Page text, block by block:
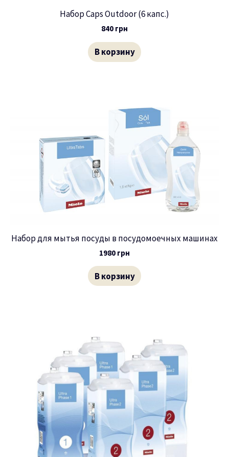
Набор Caps Outdoor (6 капс.)
840 грн
В корзину
Набор для мытья посуды в посудомоечных машинах
1980 грн
В корзину